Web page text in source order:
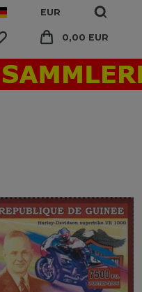
EUR
0,00 EUR